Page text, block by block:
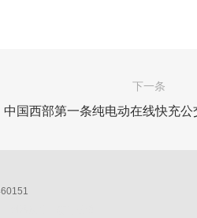
下一条
中国西部第一条纯电动在线快充公